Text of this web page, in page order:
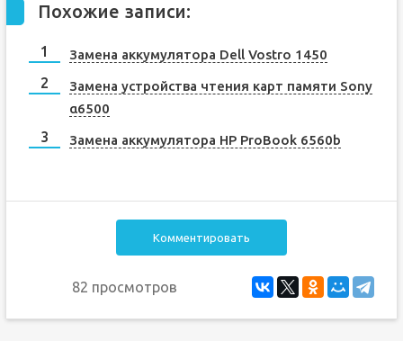
Похожие записи:
Замена аккумулятора Dell Vostro 1450
Замена устройства чтения карт памяти Sony
α6500
Замена аккумулятора HP ProBook 6560b
Комментировать
82 просмотров